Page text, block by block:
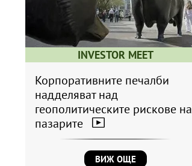
INVESTOR MEET
Корпоративните печалби
надделяват над
геополитическите рискове на
пазарите
ВИЖ ОЩЕ